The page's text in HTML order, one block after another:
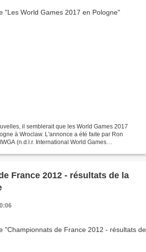
il semblerait que les World Games 2017
à Wroclaw. L'annonce a été faite par Ron
(n.d.l.r. International World Games
France 2012 - résultats de la